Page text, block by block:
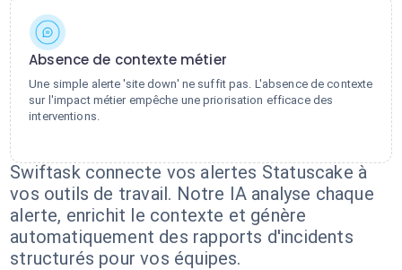
Absence de contexte métier
Une simple alerte 'site down' ne suffit pas. L'absence de contexte
sur l'impact métier empêche une priorisation efficace des
interventions.
Swiftask connecte vos alertes Statuscake à
vos outils de travail. Notre IA analyse chaque
alerte, enrichit le contexte et génère
automatiquement des rapports d'incidents
structurés pour vos équipes.